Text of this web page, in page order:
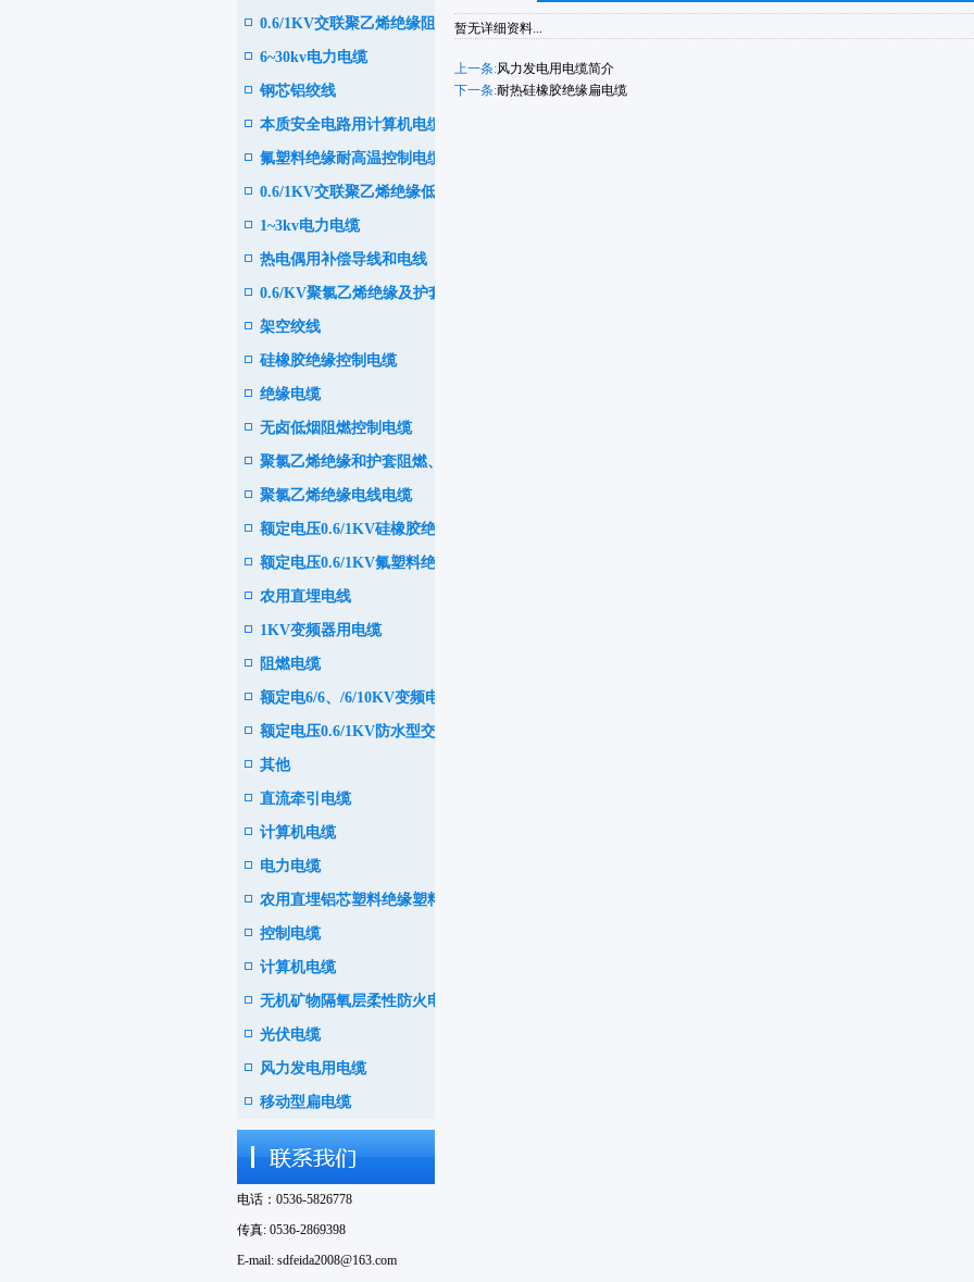
护套控制电缆
0.6/1KV交联聚乙烯绝缘阻
燃、耐火电力电缆
6~30kv电力电缆
钢芯铝绞线
本质安全电路用计算机电缆
氟塑料绝缘耐高温控制电缆
0.6/1KV交联聚乙烯绝缘低烟
或无卤阻燃耐火电力电缆
1~3kv电力电缆
热电偶用补偿导线和电线
0.6/KV聚氯乙烯绝缘及护套
电力电缆
架空绞线
硅橡胶绝缘控制电缆
绝缘电缆
无卤低烟阻燃控制电缆
聚氯乙烯绝缘和护套阻燃、耐
火电力电缆
聚氯乙烯绝缘电线电缆
额定电压0.6/1KV硅橡胶绝缘
耐高温电力电缆
额定电压0.6/1KV氟塑料绝缘
耐高温电力电缆
农用直埋电线
1KV变频器用电缆
阻燃电缆
额定电6/6、/6/10KV变频电机
用电缆
额定电压0.6/1KV防水型交联
聚乙烯绝缘电力电缆
其他
直流牵引电缆
计算机电缆
电力电缆
农用直埋铝芯塑料绝缘塑料护
套电线电缆
控制电缆
计算机电缆
无机矿物隔氧层柔性防火电缆
光伏电缆
风力发电用电缆
移动型扁电缆
电话：0536-5826778
传真: 0536-2869398
E-mail: sdfeida2008@163.com
暂无详细资料...
上一条:风力发电用电缆简介
下一条:耐热硅橡胶绝缘扁电缆